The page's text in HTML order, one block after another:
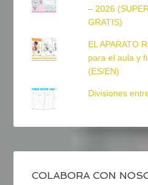
– 2026
GRATIS)
EL APARATO
para el aula y
(ES/EN)
Divisiones
COLABORA CON